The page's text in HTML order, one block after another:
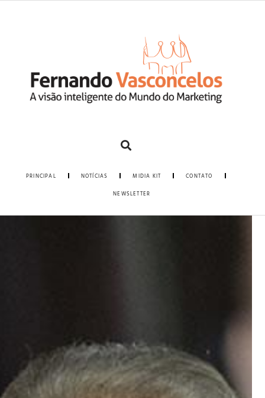
PRINCIPAL NOTÍCIAS MIDIA KIT CONTATO
NEWSLETTER